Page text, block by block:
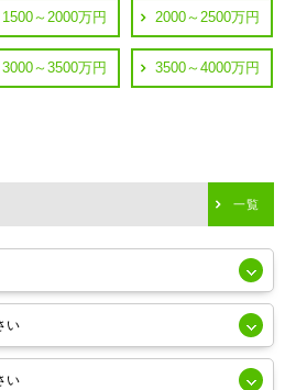
1500～2000万円 2000～2500万円
3000～3500万円 3500～4000万円
一覧